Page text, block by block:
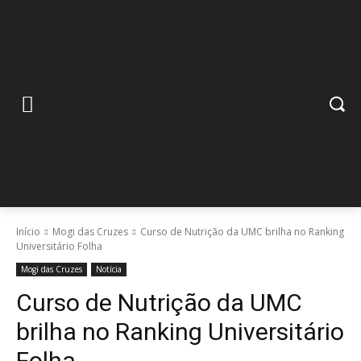
Início Mogi das Cruzes
Curso de Nutrição da UMC brilha no Ranking
Universitário Folha
Mogi das Cruzes Notícia
Curso de Nutrição da UMC
brilha no Ranking Universitário